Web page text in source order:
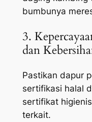
bumbunya
3.
dan
Pastikan dapur
sertifikasi halal
sertifikat
terkait.